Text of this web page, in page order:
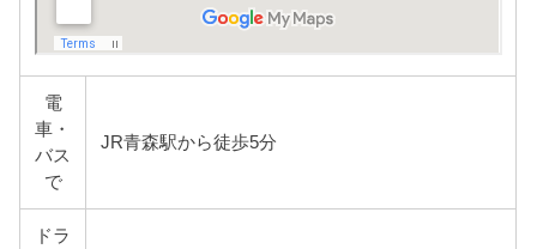
電
車・
バス
で
JR青森駅から徒歩5分
ドラ